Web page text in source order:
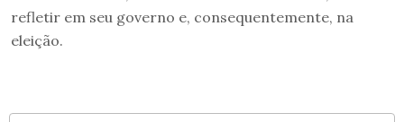
refletir em seu governo e, consequentemente, na
eleição.